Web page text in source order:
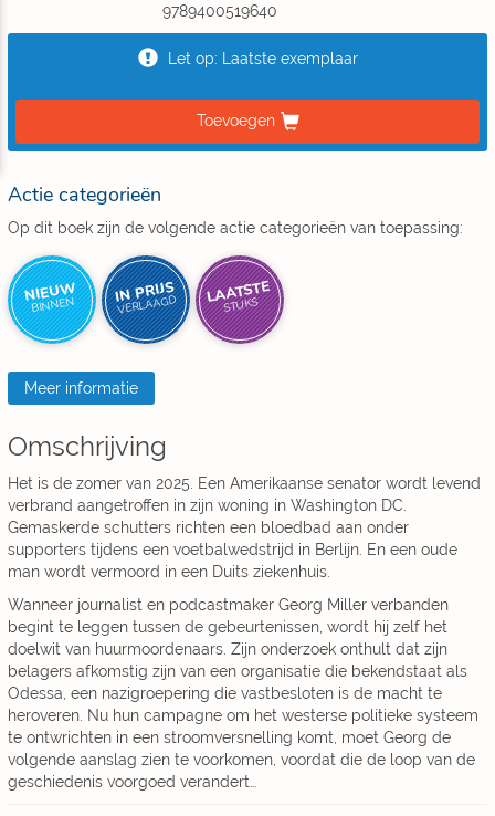
9789400519640
Let op: Laatste exemplaar
Toevoegen
Actie categorieën
Op dit boek zijn de volgende actie categorieën van toepassing:
NIEUW
BINNEN IN PRIJS
VERLAAGD LAATSTE
STUKS
Meer informatie
Omschrijving
Het is de zomer van 2025. Een Amerikaanse senator wordt levend
verbrand aangetroffen in zijn woning in Washington DC.
Gemaskerde schutters richten een bloedbad aan onder
supporters tijdens een voetbalwedstrijd in Berlijn. En een oude
man wordt vermoord in een Duits ziekenhuis.
Wanneer journalist en podcastmaker Georg Miller verbanden
begint te leggen tussen de gebeurtenissen, wordt hij zelf het
doelwit van huurmoordenaars. Zijn onderzoek onthult dat zijn
belagers afkomstig zijn van een organisatie die bekendstaat als
Odessa, een nazigroepering die vastbesloten is de macht te
heroveren. Nu hun campagne om het westerse politieke systeem
te ontwrichten in een stroomversnelling komt, moet Georg de
volgende aanslag zien te voorkomen, voordat die de loop van de
geschiedenis voorgoed verandert…